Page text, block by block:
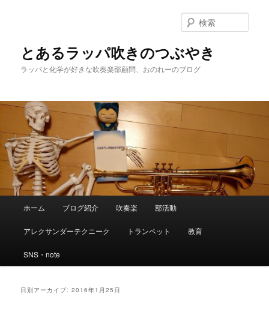
とあるラッパ吹きのつぶやき
ラッパと化学が好きな吹奏楽部顧問、おのれーのブログ
索
ュ
メ
イ
ン
コ
サ
ブ
コ
ン
ホーム ブログ紹介 吹奏楽 部活動
アレクサンダーテクニーク トランペット 教育
SNS・note
日別アーカイブ:2016年1月25日